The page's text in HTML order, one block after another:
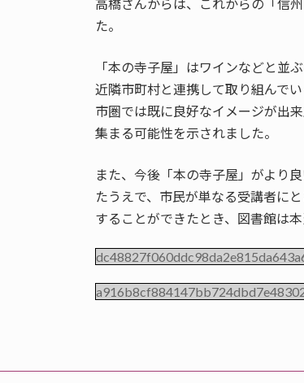
高橋さんからは、これからの「信
た。
「本の寺子屋」はワインなどと並
近隣市町村と連携して取り組んで
市圏では既に良好なイメージが出
集まる可能性を示されました。
また、今後「本の寺子屋」がより
たうえで、市民が単なる受講者に
することができたとき、図書館は